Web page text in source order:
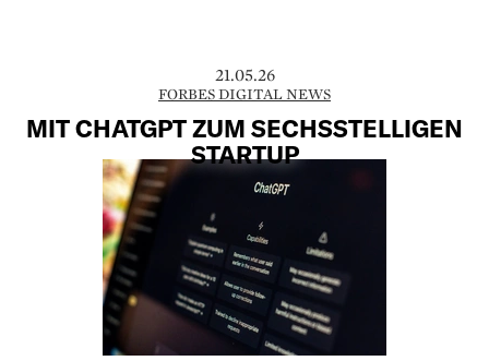
21.05.26
FORBES DIGITAL NEWS
MIT CHATGPT ZUM SECHSSTELLIGEN
STARTUP